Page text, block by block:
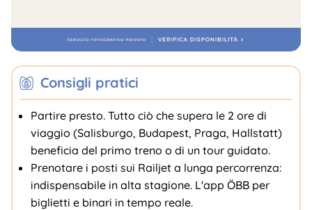
Consigli pratici
Partire presto. Tutto ciò che supera le 2 ore di
viaggio (Salisburgo, Budapest, Praga, Hallstatt)
beneficia del primo treno o di un tour guidato.
Prenotare i posti sui Railjet a lunga percorrenza:
indispensabile in alta stagione. L'app ÖBB per
biglietti e binari in tempo reale.